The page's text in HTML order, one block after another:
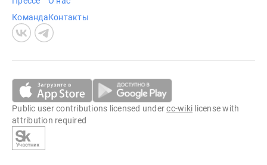
КомандаКонтакты
Public user contributions licensed undercc-wiki license with
attribution required